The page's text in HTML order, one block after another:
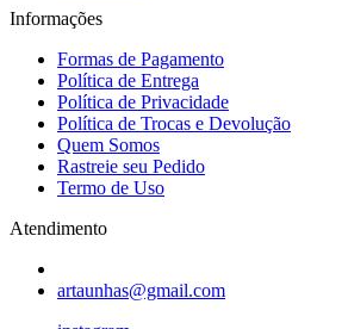
Informações
Formas de Pagamento
Política de Entrega
Política de Privacidade
Política de Trocas e Devolução
Quem Somos
Rastreie seu Pedido
Termo de Uso
Atendimento
artaunhas@gmail.com